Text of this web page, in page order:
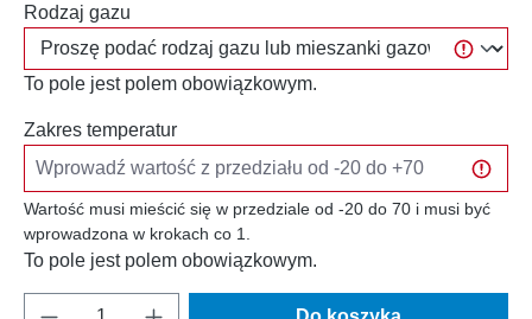
Rodzaj gazu
To pole jest polem obowiązkowym.
Zakres temperatur
Wartość musi mieścić się w przedziale od -20 do 70 i musi być
wprowadzona w krokach co 1.
To pole jest polem obowiązkowym.
Ilość produktu: Wprowadź żądaną ilość